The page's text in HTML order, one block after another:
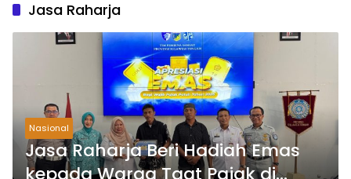
Jasa Raharja
Nasional
Jasa Raharja Beri Hadiah Emas
kepada Warga Taat Pajak di